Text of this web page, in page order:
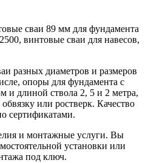
сваи 89 мм для фундамента
винтовые сваи для навесов,
разных диаметров и размеров
опоры для фундамента с
и длиной ствола 2, 5 и 2 метра,
или ростверк. Качество
сертификатами.
и монтажные услуги. Вы
установки или
под ключ.